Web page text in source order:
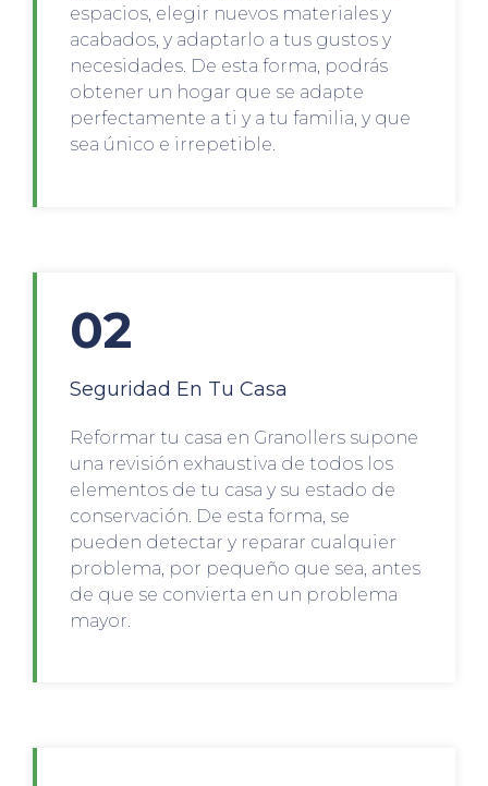
espacios, elegir nuevos materiales y
acabados, y adaptarlo a tus gustos y
necesidades. De esta forma, podrás
obtener un hogar que se adapte
perfectamente a ti y a tu familia, y que
sea único e irrepetible.
02
Seguridad En Tu Casa
Reformar tu casa en Granollers supone
una revisión exhaustiva de todos los
elementos de tu casa y su estado de
conservación. De esta forma, se
pueden detectar y reparar cualquier
problema, por pequeño que sea, antes
de que se convierta en un problema
mayor.